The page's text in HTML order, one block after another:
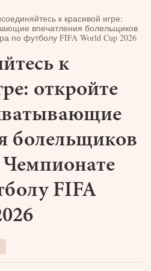
к красивой игре:
впечатления болельщиков
по футболу FIFA World Cup 2026
к
откройте
болельщиков
Чемпионате
FIFA